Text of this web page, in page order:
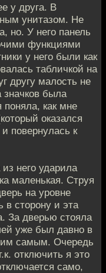
у друга. В
унитазом. Не
но. У него панель
функциями
у него были как
табличкой на
другу малость не
значков была
поняла, как мне
оказался
повернулась к
него ударила
маленькая. Струя
на уровне
в сторону и эта
За дверью стояла
уже был давно в
самым. Очередь
отключить я это
само,